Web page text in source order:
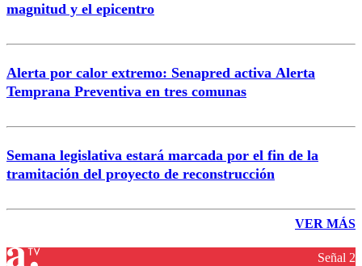
magnitud y el epicentro
Alerta por calor extremo: Senapred activa Alerta
Temprana Preventiva en tres comunas
Semana legislativa estará marcada por el fin de la
tramitación del proyecto de reconstrucción
VER MÁS
Señal 2